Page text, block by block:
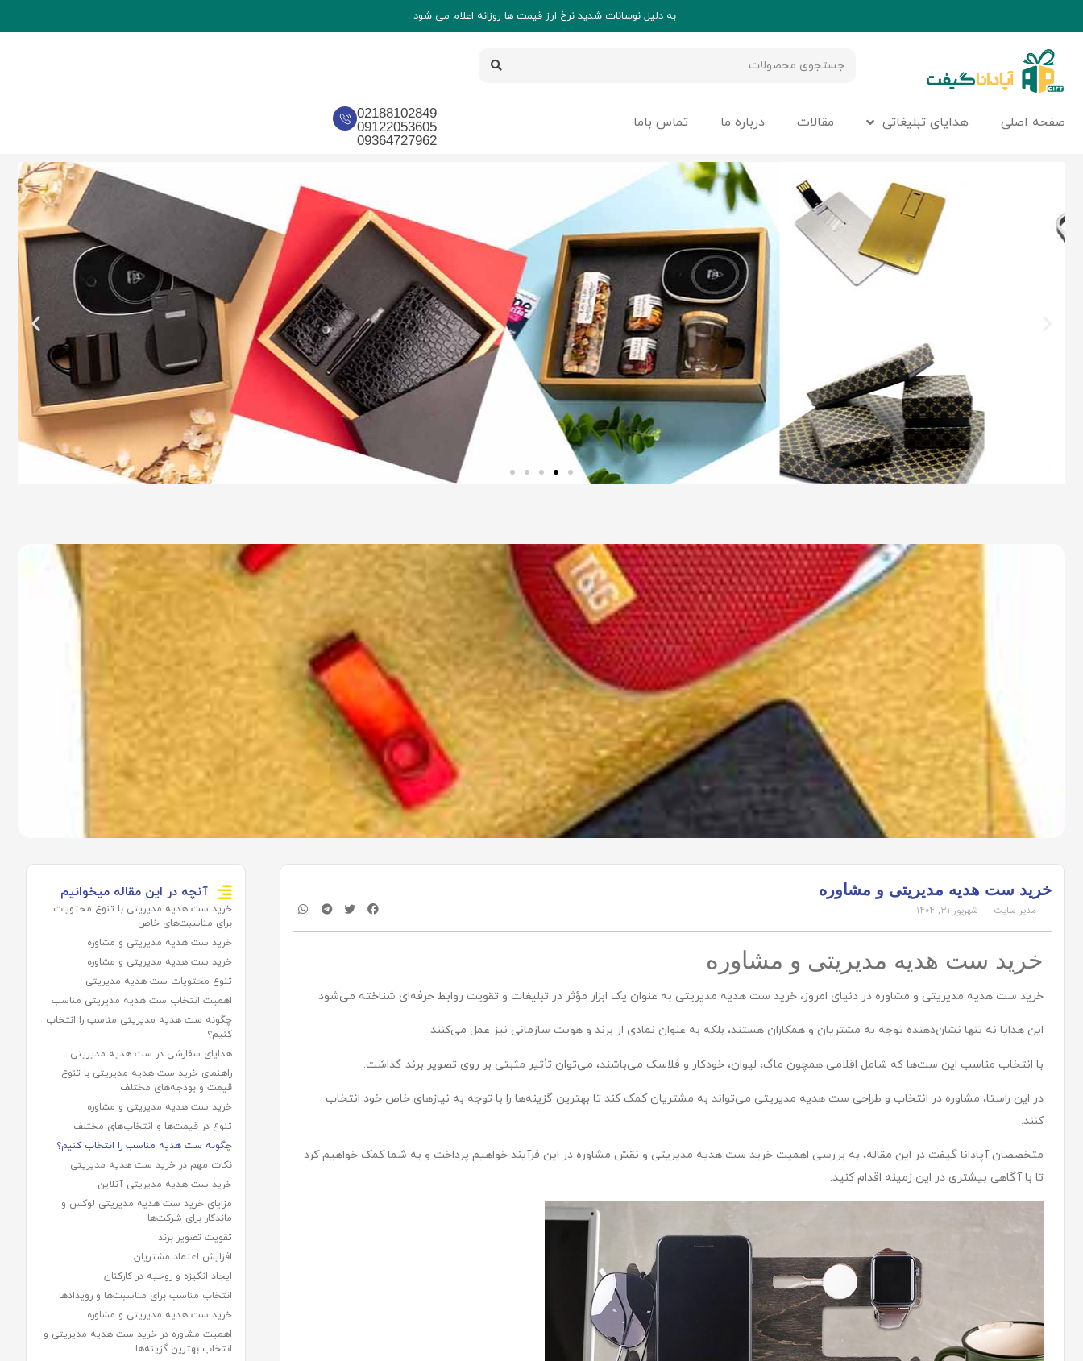
به دلیل نوسانات شدید نرخ ارز قیمت ها روزانه اعلام می شود .
صفحه اصلی هدایای تبلیغاتی مقالات درباره ما تماس باما
02188102849
09122053605
09364727962
خرید ست هدیه مدیریتی و مشاوره
مدیر سایت شهریور ۳۱, ۱۴۰۴
خرید ست هدیه مدیریتی و مشاوره
خرید ست هدیه مدیریتی و مشاوره در دنیای امروز، خرید ست هدیه مدیریتی به عنوان یک ابزار مؤثر در تبلیغات و تقویت روابط حرفه‌ای شناخته می‌شود.
این هدایا نه تنها نشان‌دهنده توجه به مشتریان و همکاران هستند، بلکه به عنوان نمادی از برند و هویت سازمانی نیز عمل می‌کنند.
با انتخاب مناسب این ست‌ها که شامل اقلامی همچون ماگ، لیوان، خودکار و فلاسک می‌باشند، می‌توان تأثیر مثبتی بر روی تصویر برند گذاشت.
در این راستا، مشاوره در انتخاب و طراحی ست هدیه مدیریتی می‌تواند به مشتریان کمک کند تا بهترین گزینه‌ها را با توجه به نیازهای خاص خود انتخاب
کنند.
متخصصان آپادانا گیفت در این مقاله، به بررسی اهمیت خرید ست هدیه مدیریتی و نقش مشاوره در این فرآیند خواهیم پرداخت و به شما کمک خواهیم کرد
تا با آگاهی بیشتری در این زمینه اقدام کنید.
آنچه در این مقاله میخوانیم
خرید ست هدیه مدیریتی با تنوع محتویات
برای مناسبت‌های خاص
خرید ست هدیه مدیریتی و مشاوره
خرید ست هدیه مدیریتی و مشاوره
تنوع محتویات ست هدیه مدیریتی
اهمیت انتخاب ست هدیه مدیریتی مناسب
چگونه ست هدیه مدیریتی مناسب را انتخاب
کنیم؟
هدایای سفارشی در ست هدیه مدیریتی
راهنمای خرید ست هدیه مدیریتی با تنوع
قیمت و بودجه‌های مختلف
خرید ست هدیه مدیریتی و مشاوره
تنوع در قیمت‌ها و انتخاب‌های مختلف
چگونه ست هدیه مناسب را انتخاب کنیم؟
نکات مهم در خرید ست هدیه مدیریتی
خرید ست هدیه مدیریتی آنلاین
مزایای خرید ست هدیه مدیریتی لوکس و
ماندگار برای شرکت‌ها
تقویت تصویر برند
افزایش اعتماد مشتریان
ایجاد انگیزه و روحیه در کارکنان
انتخاب مناسب برای مناسبت‌ها و رویدادها
خرید ست هدیه مدیریتی و مشاوره
اهمیت مشاوره در خرید ست هدیه مدیریتی و
انتخاب بهترین گزینه‌ها